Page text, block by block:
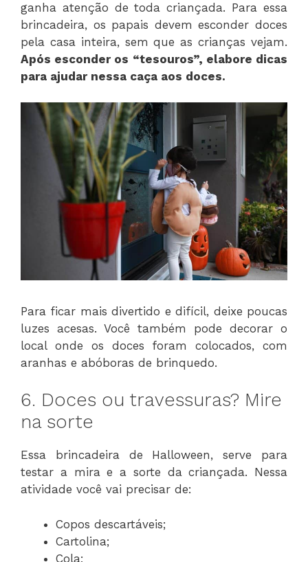
ganha atenção de toda criançada. Para essa
brincadeira, os papais devem esconder doces
pela casa inteira, sem que as crianças vejam.
Após esconder os “tesouros”, elabore dicas
para ajudar nessa caça aos doces.
Para ficar mais divertido e difícil, deixe poucas
luzes acesas. Você também pode decorar o
local onde os doces foram colocados, com
aranhas e abóboras de brinquedo.
6. Doces ou travessuras? Mire
na sorte
Essa brincadeira de Halloween, serve para
testar a mira e a sorte da criançada. Nessa
atividade você vai precisar de:
Copos descartáveis;
Cartolina;
Cola;